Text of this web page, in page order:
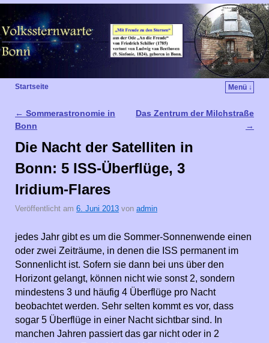
Startseite Menü ↓
Artikelnavigation
← Sommerastronomie in
Bonn
Das Zentrum der Milchstraße
→
Die Nacht der Satelliten in
Bonn: 5 ISS-Überflüge, 3
Iridium-Flares
Veröffentlicht am 6. Juni 2013 von admin
jedes Jahr gibt es um die Sommer-Sonnenwende einen
oder zwei Zeiträume, in denen die ISS permanent im
Sonnenlicht ist. Sofern sie dann bei uns über den
Horizont gelangt, können nicht wie sonst 2, sondern
mindestens 3 und häufig 4 Überflüge pro Nacht
beobachtet werden. Sehr selten kommt es vor, dass
sogar 5 Überflüge in einer Nacht sichtbar sind. In
manchen Jahren passiert das gar nicht oder in 2